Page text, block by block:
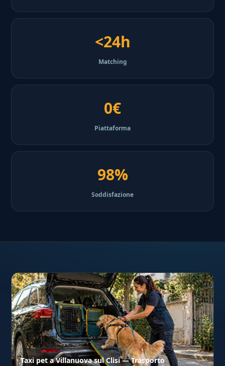
<24h
Matching
0€
Piattaforma
98%
Soddisfazione
Taxi pet a Villanuova sul Clisi — Trasporto